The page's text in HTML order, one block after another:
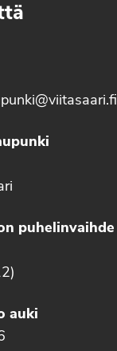
puhelinvaihde
auki